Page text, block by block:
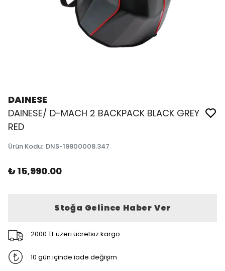
DAINESE
DAINESE/ D-MACH 2 BACKPACK BLACK GREY
RED
Ürün Kodu: DNS-19800008.347
₺ 15,990.00
Stoğa Gelince Haber Ver
2000 TL üzeri ücretsiz kargo
10 gün içinde iade değişim